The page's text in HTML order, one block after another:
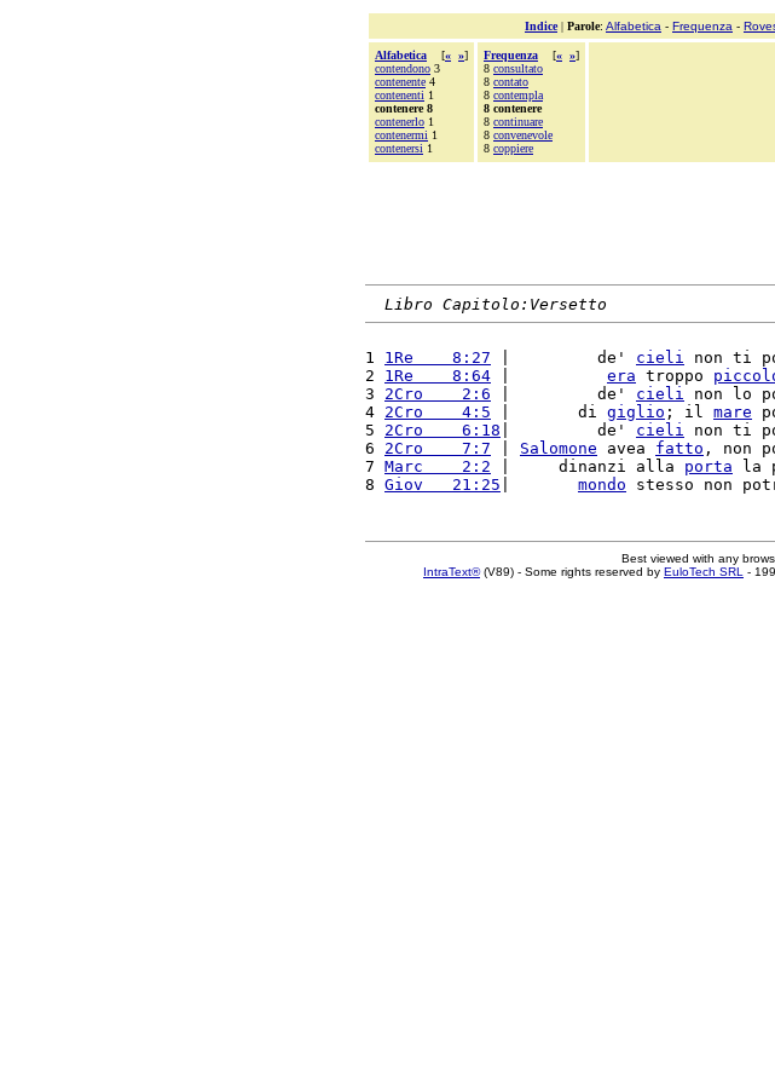
Indice| Parole: Alfabetica - Frequenza -
Alfabetica [« »]
contendono 3
contenente 4
contenenti 1
contenere 8
contenerlo 1
contenermi 1
contenersi 1
Frequenza [« »]
8 consultato
8 contato
8 contempla
8 contenere
8 continuare
8 convenevole
8 coppiere
Libro Capitolo:Versetto
1 1Re    8:27 |         de' cieli non ti
2 1Re    8:64 era troppo
3 2Cro    2:6 |         de' cieli non lo
4 2Cro    4:5 |       di giglio ; il mare
5 2Cro    6:18 |         de' cieli non ti
6 2Cro    7:7 Salomone avea fatto , non
7 Marc    2:2 |     dinanzi alla porta la
8 Giov   21:25 mondo stesso non
Best viewed with any
IntraText®(V89) - Some rights reserved by EuloTech SRL -